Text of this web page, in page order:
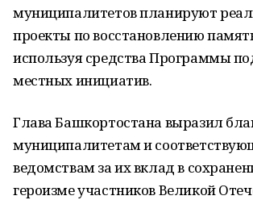
муниципалитетов планируют
проекты по восстановлению
используя средства Программы
местных инициатив.
Глава Башкортостана выразил
муниципалитетам и
ведомствам за их вклад в
героизме участников Великой